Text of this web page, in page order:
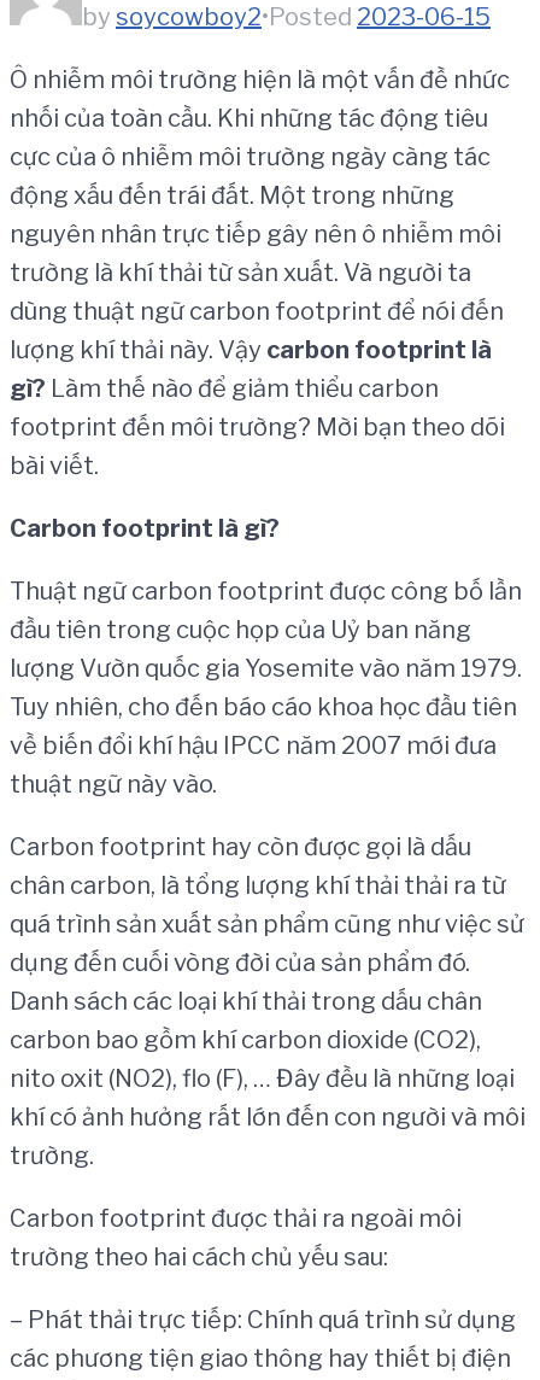
by soycowboy2•Posted 2023-06-15
Ô nhiễm môi trường hiện là một vấn đề nhức
nhối của toàn cầu. Khi những tác động tiêu
cực của ô nhiễm môi trường ngày càng tác
động xấu đến trái đất. Một trong những
nguyên nhân trực tiếp gây nên ô nhiễm môi
trường là khí thải từ sản xuất. Và người ta
dùng thuật ngữ carbon footprint để nói đến
lượng khí thải này. Vậy carbon footprint là
gì? Làm thế nào để giảm thiểu carbon
footprint đến môi trường? Mời bạn theo dõi
bài viết.
Carbon footprint là gì?
Thuật ngữ carbon footprint được công bố lần
đầu tiên trong cuộc họp của Uỷ ban năng
lượng Vườn quốc gia Yosemite vào năm 1979.
Tuy nhiên, cho đến báo cáo khoa học đầu tiên
về biến đổi khí hậu IPCC năm 2007 mới đưa
thuật ngữ này vào.
Carbon footprint hay còn được gọi là dấu
chân carbon, là tổng lượng khí thải thải ra từ
quá trình sản xuất sản phẩm cũng như việc sử
dụng đến cuối vòng đời của sản phẩm đó.
Danh sách các loại khí thải trong dấu chân
carbon bao gồm khí carbon dioxide (CO2),
nito oxit (NO2), flo (F), … Đây đều là những loại
khí có ảnh hưởng rất lớn đến con người và môi
trường.
Carbon footprint được thải ra ngoài môi
trường theo hai cách chủ yếu sau:
– Phát thải trực tiếp: Chính quá trình sử dụng
các phương tiện giao thông hay thiết bị điện